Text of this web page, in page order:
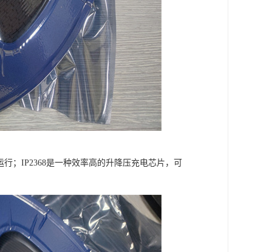
；IP2368是一种效率高的升降压充电芯片，可